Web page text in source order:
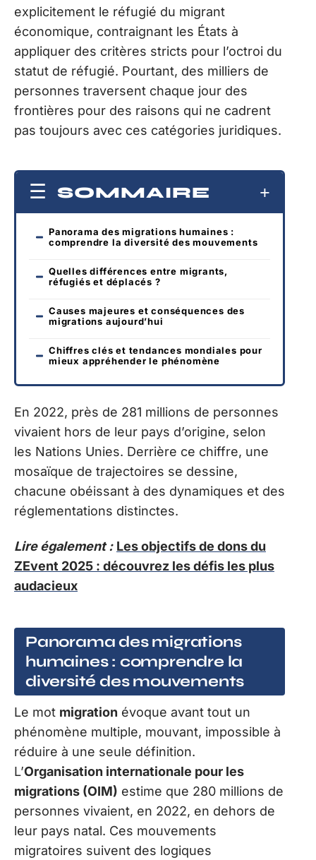
explicitement le réfugié du migrant
économique, contraignant les États à
appliquer des critères stricts pour l’octroi du
statut de réfugié. Pourtant, des milliers de
personnes traversent chaque jour des
frontières pour des raisons qui ne cadrent
pas toujours avec ces catégories juridiques.
SOMMAIRE
Panorama des migrations humaines :
comprendre la diversité des mouvements
Quelles différences entre migrants,
réfugiés et déplacés ?
Causes majeures et conséquences des
migrations aujourd’hui
Chiffres clés et tendances mondiales pour
mieux appréhender le phénomène
En 2022, près de 281 millions de personnes
vivaient hors de leur pays d’origine, selon
les Nations Unies. Derrière ce chiffre, une
mosaïque de trajectoires se dessine,
chacune obéissant à des dynamiques et des
réglementations distinctes.
Lire également : Les objectifs de dons du
ZEvent 2025 : découvrez les défis les plus
audacieux
Panorama des migrations
humaines : comprendre la
diversité des mouvements
Le mot migration évoque avant tout un
phénomène multiple, mouvant, impossible à
réduire à une seule définition.
L’Organisation internationale pour les
migrations (OIM) estime que 280 millions de
personnes vivaient, en 2022, en dehors de
leur pays natal. Ces mouvements
migratoires suivent des logiques